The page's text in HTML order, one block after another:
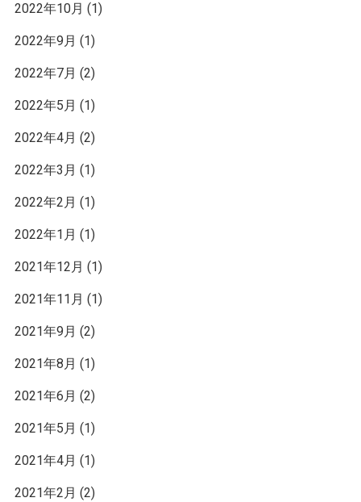
2022年10月 (1)
2022年9月 (1)
2022年7月 (2)
2022年5月 (1)
2022年4月 (2)
2022年3月 (1)
2022年2月 (1)
2022年1月 (1)
2021年12月 (1)
2021年11月 (1)
2021年9月 (2)
2021年8月 (1)
2021年6月 (2)
2021年5月 (1)
2021年4月 (1)
2021年2月 (2)